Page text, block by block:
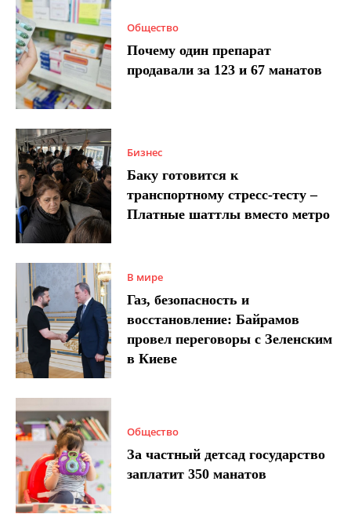
Общество
Почему один препарат
продавали за 123 и 67 манатов
Бизнес
Баку готовится к
транспортному стресс-тесту –
Платные шаттлы вместо метро
В мире
Газ, безопасность и
восстановление: Байрамов
провел переговоры с Зеленским
в Киеве
Общество
За частный детсад государство
заплатит 350 манатов